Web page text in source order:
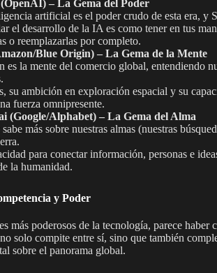
– La Gema del Poder
artificial es el poder crudo de esta era, y
el desarrollo de la IA es como tener en tus
o reemplazarlas por completo.
Blue Origin) – La Gema de la Mente
es la mente del comercio global, entendiendo
su ambición en exploración espacial y su
fuerza omnipresente.
(Google/Alphabet) – La Gema del Alma
más sobre nuestras almas (nuestras
para conectar información, personas e
la humanidad.
y Poder
más poderosos de la tecnología, parece haber
solo compite entre sí, sino que también
sobre el panorama global.